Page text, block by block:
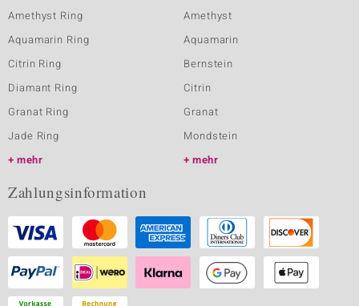
Amethyst Ring
Aquamarin Ring
Citrin Ring
Diamant Ring
Granat Ring
Jade Ring
mehr
Amethyst
Aquamarin
Bernstein
Citrin
Granat
Mondstein
mehr
Zahlungsinformation